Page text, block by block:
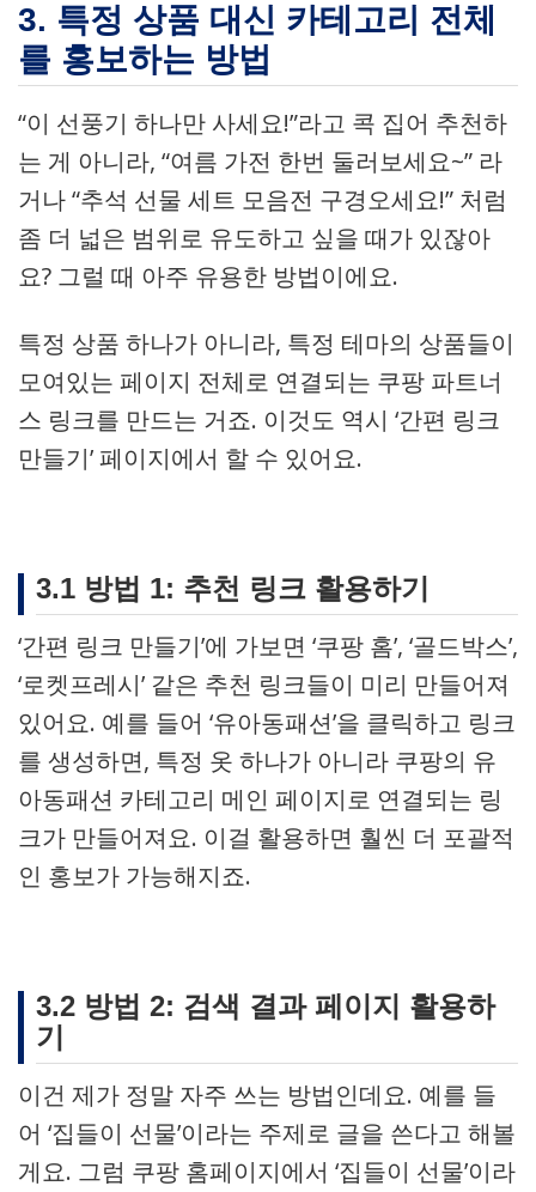
3. 특정 상품 대신 카테고리 전체
를 홍보하는 방법
“이 선풍기 하나만 사세요!”라고 콕 집어 추천하
는 게 아니라, “여름 가전 한번 둘러보세요~” 라
거나 “추석 선물 세트 모음전 구경오세요!” 처럼
좀 더 넓은 범위로 유도하고 싶을 때가 있잖아
요? 그럴 때 아주 유용한 방법이에요.
특정 상품 하나가 아니라, 특정 테마의 상품들이
모여있는 페이지 전체로 연결되는 쿠팡 파트너
스 링크를 만드는 거죠. 이것도 역시 ‘간편 링크
만들기’ 페이지에서 할 수 있어요.
3.1 방법 1: 추천 링크 활용하기
‘간편 링크 만들기’에 가보면 ‘쿠팡 홈’, ‘골드박스’,
‘로켓프레시’ 같은 추천 링크들이 미리 만들어져
있어요. 예를 들어 ‘유아동패션’을 클릭하고 링크
를 생성하면, 특정 옷 하나가 아니라 쿠팡의 유
아동패션 카테고리 메인 페이지로 연결되는 링
크가 만들어져요. 이걸 활용하면 훨씬 더 포괄적
인 홍보가 가능해지죠.
3.2 방법 2: 검색 결과 페이지 활용하
기
이건 제가 정말 자주 쓰는 방법인데요. 예를 들
어 ‘집들이 선물’이라는 주제로 글을 쓴다고 해볼
게요. 그럼 쿠팡 홈페이지에서 ‘집들이 선물’이라